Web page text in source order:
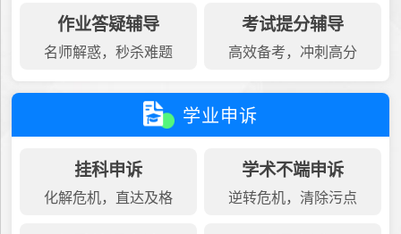
作业答疑辅导
名师解惑，秒杀难题
考试提分辅导
高效备考，冲刺高分
学业申诉
挂科申诉
化解危机，直达及格
学术不端申诉
逆转危机，清除污点